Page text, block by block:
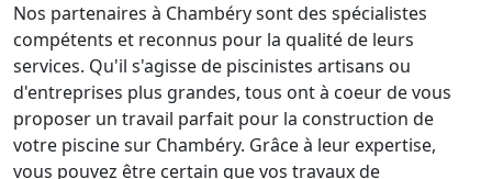
Nos partenaires à Chambéry sont des spécialistes
compétents et reconnus pour la qualité de leurs
services. Qu'il s'agisse de piscinistes artisans ou
d'entreprises plus grandes, tous ont à coeur de vous
proposer un travail parfait pour la construction de
votre piscine sur Chambéry. Grâce à leur expertise,
vous pouvez être certain que vos travaux de